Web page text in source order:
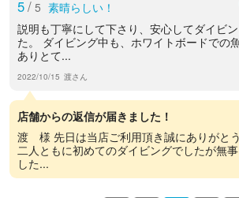
5/ 5 素晴らしい！
説明も丁寧にして下さり、安心してダイビ
た。 ダイビング中も、ホワイトボードでの
ありとて...
2022/10/15 渡さん
店舗からの返信が届きました！
渡 様 先日は当店ご利用頂き誠にありがと
二人ともに初めてのダイビングでしたが無
した...